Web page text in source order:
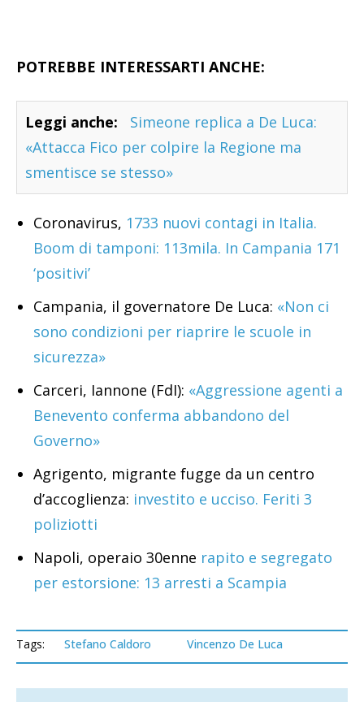
POTREBBE INTERESSARTI ANCHE:
Leggi anche:
Simeone replica a De Luca:
«Attacca Fico per colpire la Regione ma
smentisce se stesso»
Coronavirus, 1733 nuovi contagi in Italia.
Boom di tamponi: 113mila. In Campania 171
‘positivi’
Campania, il governatore De Luca: «Non ci
sono condizioni per riaprire le scuole in
sicurezza»
Carceri, Iannone (FdI): «Aggressione agenti a
Benevento conferma abbandono del
Governo»
Agrigento, migrante fugge da un centro
d’accoglienza: investito e ucciso. Feriti 3
poliziotti
Napoli, operaio 30enne rapito e segregato
per estorsione: 13 arresti a Scampia
Tags: Stefano Caldoro Vincenzo De Luca